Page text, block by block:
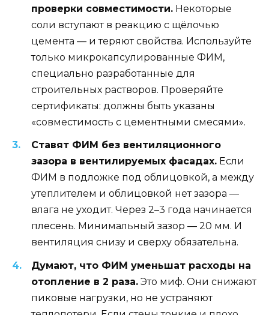
проверки совместимости. Некоторые
соли вступают в реакцию с щёлочью
цемента — и теряют свойства. Используйте
только микрокапсулированные ФИМ,
специально разработанные для
строительных растворов. Проверяйте
сертификаты: должны быть указаны
«совместимость с цементными смесями».
Ставят ФИМ без вентиляционного
зазора в вентилируемых фасадах. Если
ФИМ в подложке под облицовкой, а между
утеплителем и облицовкой нет зазора —
влага не уходит. Через 2–3 года начинается
плесень. Минимальный зазор — 20 мм. И
вентиляция снизу и сверху обязательна.
Думают, что ФИМ уменьшат расходы на
отопление в 2 раза. Это миф. Они снижают
пиковые нагрузки, но не устраняют